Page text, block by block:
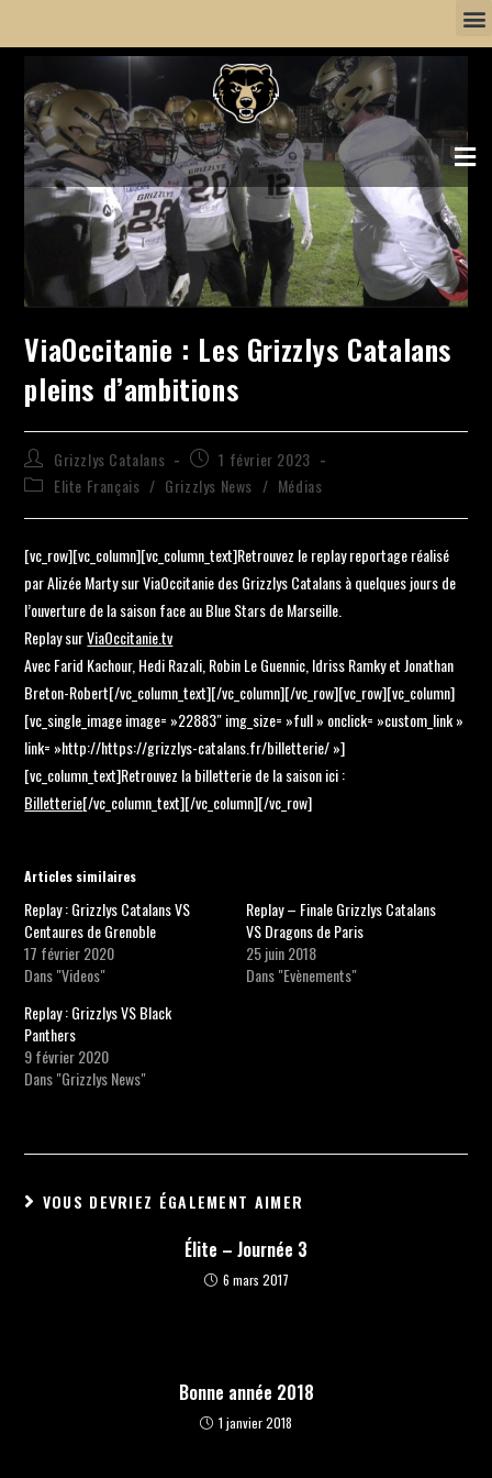
ViaOccitanie : Les Grizzlys Catalans
pleins d’ambitions
Grizzlys Catalans
1 février 2023
Elite Français / Grizzlys News / Médias
[vc_row][vc_column][vc_column_text]Retrouvez le replay reportage réalisé
par Alizée Marty sur ViaOccitanie des Grizzlys Catalans à quelques jours de
l’ouverture de la saison face au Blue Stars de Marseille.
Replay surViaOccitanie.tv
Avec Farid Kachour, Hedi Razali, Robin Le Guennic, Idriss Ramky et Jonathan
Breton-Robert[/vc_column_text][/vc_column][/vc_row][vc_row][vc_column]
[vc_single_image image= »22883″ img_size= »full » onclick= »custom_link »
link= »http://https://grizzlys-catalans.fr/billetterie/ »]
[vc_column_text]Retrouvez la billetterie de la saison ici :
Billetterie[/vc_column_text][/vc_column][/vc_row]
Articles similaires
Replay : Grizzlys Catalans VS
Centaures de Grenoble
17 février 2020
Dans "Videos"
Replay – Finale Grizzlys Catalans
VS Dragons de Paris
25 juin 2018
Dans "Evènements"
Replay : Grizzlys VS Black
Panthers
9 février 2020
Dans "Grizzlys News"
VOUS DEVRIEZ ÉGALEMENT AIMER
Élite – Journée 3
6 mars 2017
Bonne année 2018
1 janvier 2018